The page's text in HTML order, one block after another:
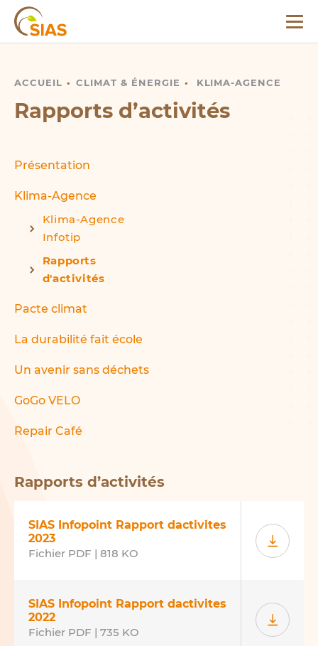
Menu
ACCUEIL CLIMAT & ÉNERGIE KLIMA-AGENCE
RAPPORTS D’ACTIVITÉS
Rapports d’activités
Présentation
Klima-Agence
Klima-Agence
Infotip
Rapports
d'activités
Pacte climat
La durabilité fait école
Un avenir sans déchets
GoGo VELO
Repair Café
Rapports d’activités
SIAS Infopoint Rapport dactivites
2023
Fichier PDF | 818 KO
SIAS Infopoint Rapport dactivites
2022
Fichier PDF | 735 KO